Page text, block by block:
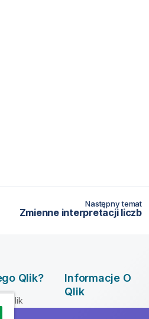
Następny temat
Zmienne interpretacji liczb
Qlik?
Qlik
Informacje O
Qlik